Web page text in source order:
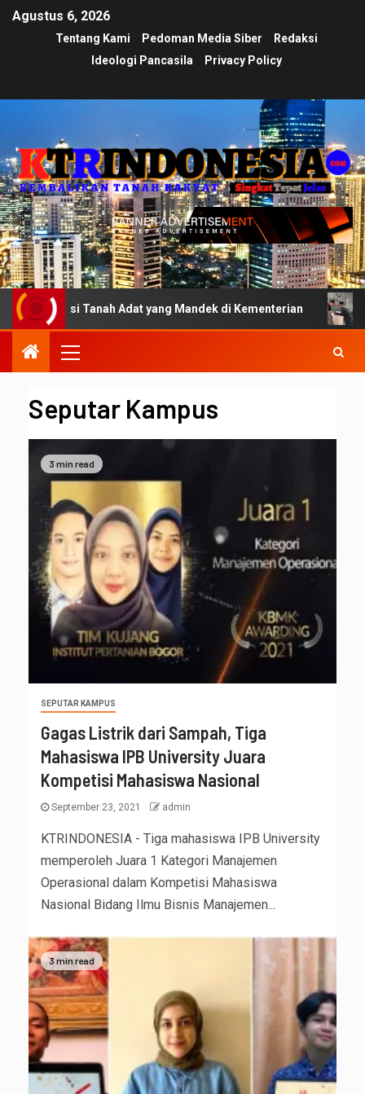
Agustus 6, 2026
Tentang Kami Pedoman Media Siber
Redaksi
Ideologi Pancasila
Privacy Policy
Tanah Adat yang Mandek di Kementerian Ujian
Seputar Kampus
3 min read
SEPUTAR KAMPUS
Gagas Listrik dari Sampah, Tiga
Mahasiswa IPB University Juara
Kompetisi Mahasiswa Nasional
September 23, 2021 admin
KTRINDONESIA - Tiga mahasiswa IPB University
memperoleh Juara 1 Kategori Manajemen
Operasional dalam Kompetisi Mahasiswa
Nasional Bidang Ilmu Bisnis Manajemen...
3 min read